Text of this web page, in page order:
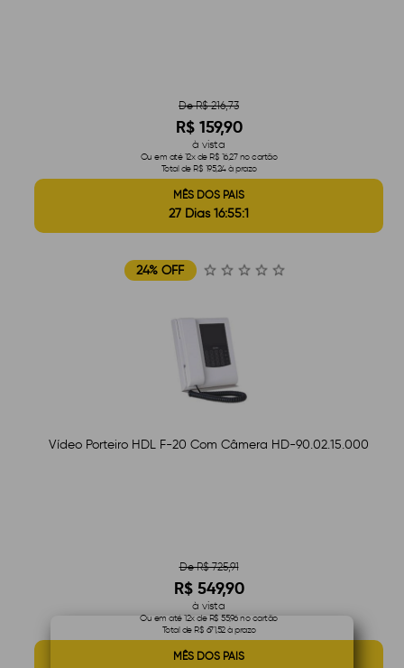
De R$ 216,73
R$ 159,90
à vista
Ou em até 12x de R$ 16,27 no cartão
Total de R$ 195,24 à prazo
MÊS DOS PAIS
27 Dias 16:55:1
24% OFF
Vídeo Porteiro HDL F-20 Com Câmera HD-90.02.15.000
De R$ 725,91
R$ 549,90
à vista
Ou em até 12x de R$ 55,96 no cartão
Total de R$ 671,52 à prazo
MÊS DOS PAIS